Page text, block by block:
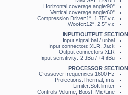
Horizontal coverage angle:90°
Vertical coverage angle:60°
Compression Driver:1″, 1.75″ v.c.
Woofer:12″, 2.5″ v.c.
INPUT/OUTPUT SECTION
Input signal:bal / unbal
Input connectors:XLR, Jack
Output connectors:XLR
Input sensitivity:-2 dBu / +4 dBu
PROCESSOR SECTION
Crossover frequencies:1600 Hz
Protections:Thermal, rms
Limiter:Soft limiter
Controls:Volume, Boost, Mic/Line